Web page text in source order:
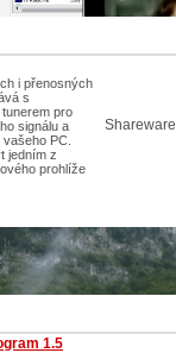
i přenosných
s
pro
signálu a
PC.
jedním z
prohlíže
Shareware
1.5